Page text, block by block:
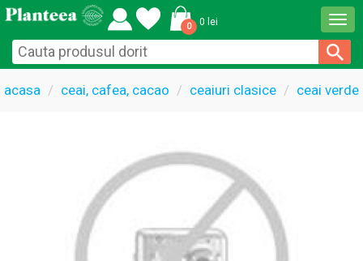
0 0 lei
acasa ceai, cafea, cacao ceaiuri clasice ceai verde